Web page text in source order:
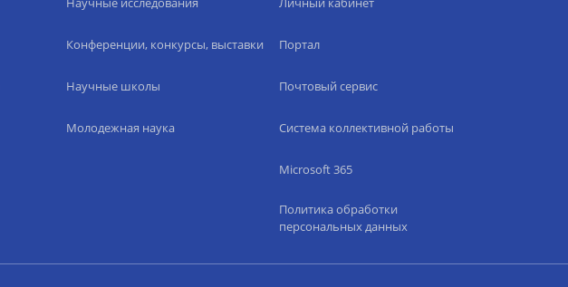
Конференции, конкурсы, выставки
Научные школы
Молодежная наука
Портал
Почтовый сервис
Система коллективной работы
Microsoft 365
Политика обработки
персональных данных